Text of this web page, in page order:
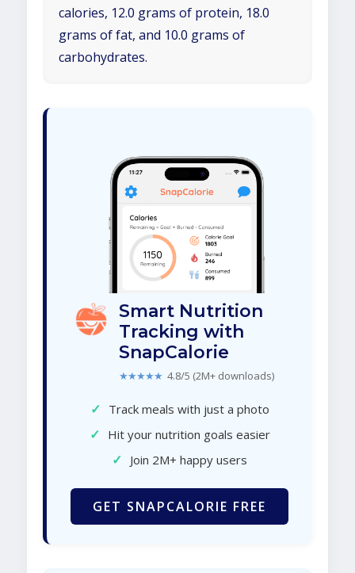
calories, 12.0 grams of protein, 18.0
grams of fat, and 10.0 grams of
carbohydrates.
Smart Nutrition
Tracking with
SnapCalorie
★★★★★ 4.8/5 (2M+ downloads)
✓ Track meals with just a photo
✓ Hit your nutrition goals easier
✓ Join 2M+ happy users
GET SNAPCALORIE FREE